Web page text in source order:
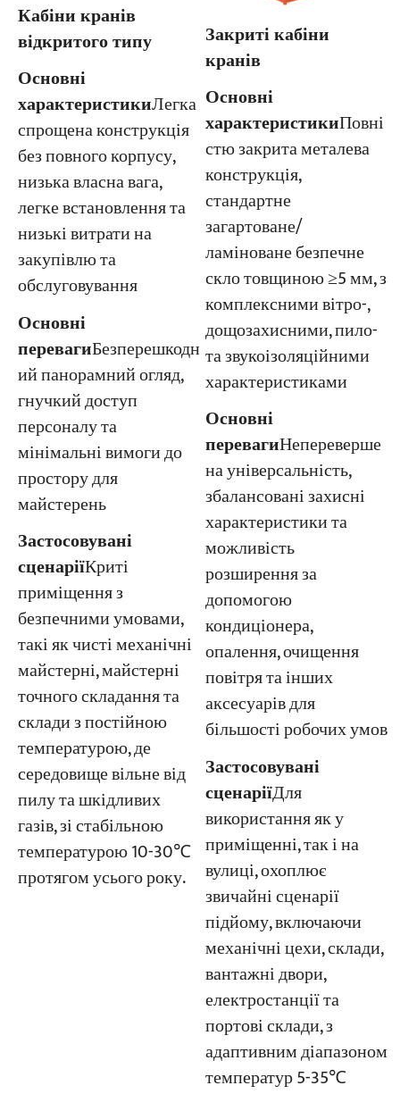
Кабіни кранів
відкритого типу
Основні
характеристикиЛегка
спрощена конструкція
без повного корпусу,
низька власна вага,
легке встановлення та
низькі витрати на
закупівлю та
обслуговування
Основні
перевагиБезперешкодн
ий панорамний огляд,
гнучкий доступ
персоналу та
мінімальні вимоги до
простору для
майстерень
Застосовувані
сценаріїКриті
приміщення з
безпечними умовами,
такі як чисті механічні
майстерні, майстерні
точного складання та
склади з постійною
температурою, де
середовище вільне від
пилу та шкідливих
газів, зі стабільною
температурою 10-30℃
протягом усього року.
Закриті кабіни
кранів
Основні
характеристикиПовні
стю закрита металева
конструкція,
стандартне
загартоване/
ламіноване безпечне
скло товщиною ≥5 мм, з
комплексними вітро-,
дощозахисними, пило-
та звукоізоляційними
характеристиками
Основні
перевагиНепереверше
на універсальність,
збалансовані захисні
характеристики та
можливість
розширення за
допомогою
кондиціонера,
опалення, очищення
повітря та інших
аксесуарів для
більшості робочих умов
Застосовувані
сценаріїДля
використання як у
приміщенні, так і на
вулиці, охоплює
звичайні сценарії
підйому, включаючи
механічні цехи, склади,
вантажні двори,
електростанції та
портові склади, з
адаптивним діапазоном
температур 5-35℃